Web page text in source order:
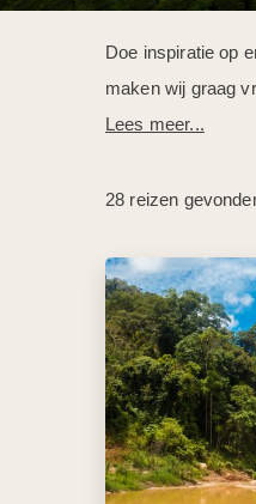
Doe inspiratie op
maken wij graag
Lees meer...
28 reizen